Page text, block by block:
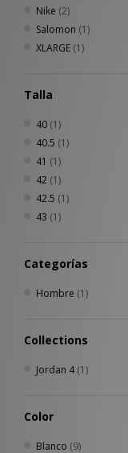
Nike (2)
Salomon (1)
XLARGE (1)
Talla
40 (1)
40.5 (1)
41 (1)
42 (1)
42.5 (1)
43 (1)
Categorías
Hombre (1)
Collections
Jordan 4(1)
Color
Blanco (9)